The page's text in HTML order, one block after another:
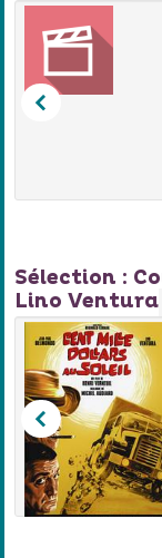
Sélection :
Lino Ventura